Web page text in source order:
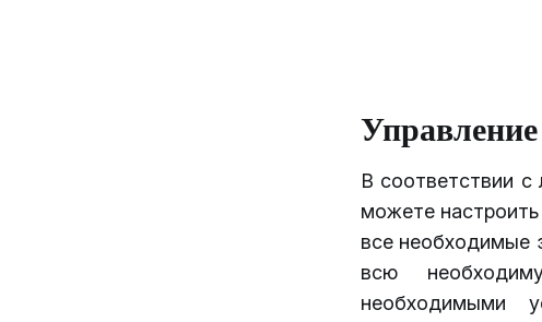
Управление
В соответствии
можете настроить
все необходимые
всю
необходимыми